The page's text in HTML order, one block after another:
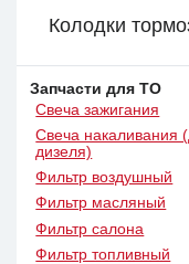
Колодки
Запчасти для ТО
Свеча зажигания
Свеча накаливания
дизеля)
Фильтр воздушный
Фильтр масляный
Фильтр салона
Фильтр топливный